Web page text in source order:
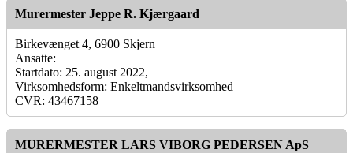
Murermester Jeppe R. Kjærgaard
Birkevænget 4, 6900 Skjern
Ansatte:
Startdato: 25. august 2022,
Virksomhedsform: Enkeltmandsvirksomhed
CVR: 43467158
MURERMESTER LARS VIBORG PEDERSEN ApS